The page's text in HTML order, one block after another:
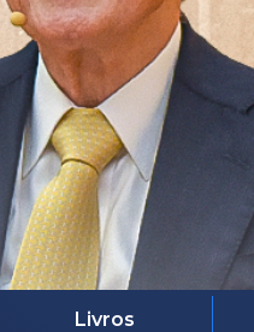
Livros